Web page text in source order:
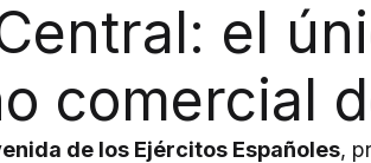
el
comercial
de los Ejércitos Españoles,